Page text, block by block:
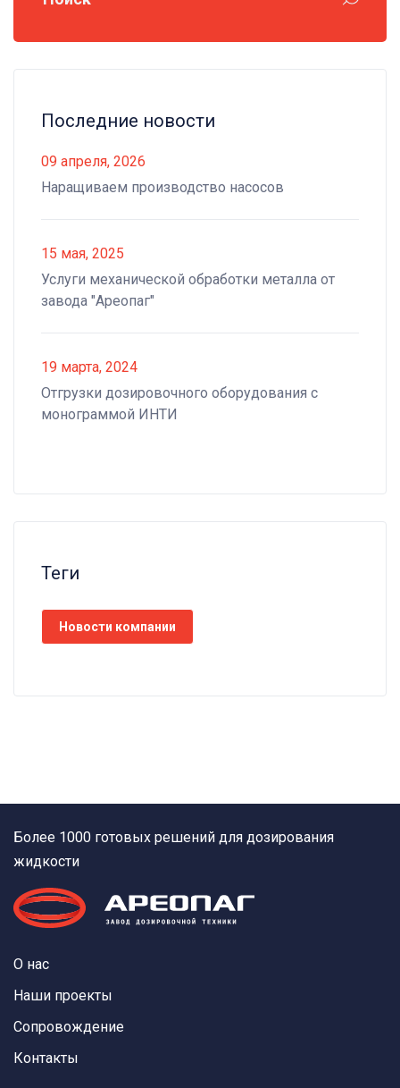
Последние новости
09 апреля, 2026
Наращиваем производство насосов
15 мая, 2025
Услуги механической обработки металла от
завода "Ареопаг"
19 марта, 2024
Отгрузки дозировочного оборудования с
монограммой ИНТИ
Теги
Новости компании
Более 1000 готовых решений для дозирования
жидкости
О нас
Наши проекты
Сопровождение
Контакты